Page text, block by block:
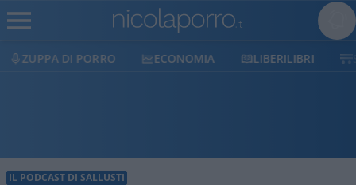
ECONOMIA LIBERILIBRI SHOP SOSTIENICI
IL PODCAST DI SALLUSTI